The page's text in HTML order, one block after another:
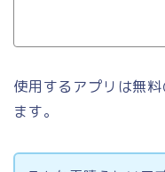
使用するアプリは無
ます。